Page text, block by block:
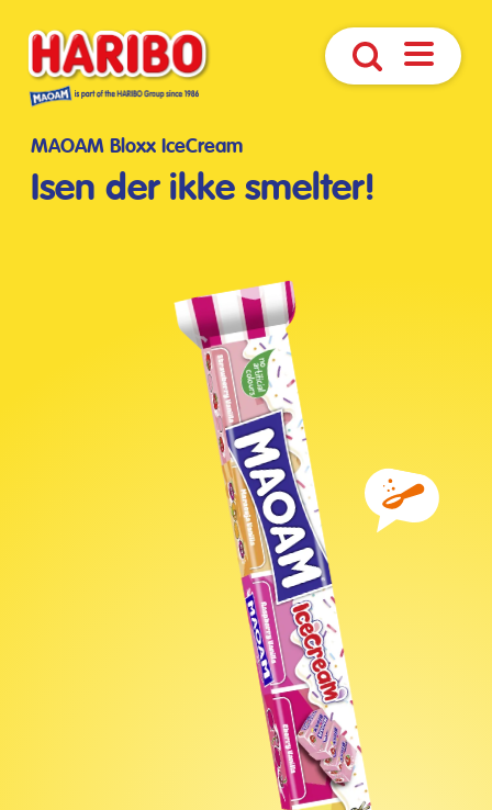
Søg
Åbn
MAOAM Bloxx IceCream
Isen der ikke smelter!
Ingredienser